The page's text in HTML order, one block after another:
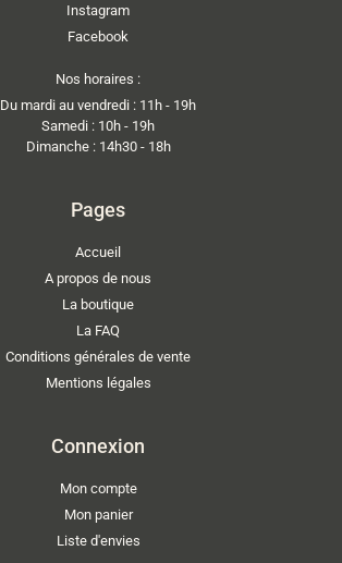
Instagram
Facebook
Nos horaires :
Du mardi au vendredi : 11h - 19h
Samedi : 10h - 19h
Dimanche : 14h30 - 18h
Pages
Accueil
A propos de nous
La boutique
La FAQ
Conditions générales de vente
Mentions légales
Connexion
Mon compte
Mon panier
Liste d'envies